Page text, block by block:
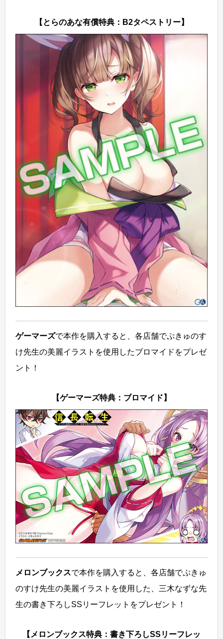
【とらのあな有償特典：B2タペストリー】
ゲーマーズで本作を購入すると、各店舗でぷきゅのす
け先生の美麗イラストを使用したブロマイドをプレゼ
ント！
【ゲーマーズ特典：ブロマイド】
メロンブックスで本作を購入すると、各店舗でぷきゅ
のすけ先生の美麗イラストを使用した、三木なずな先
生の書き下ろしSSリーフレットをプレゼント！
【メロンブックス特典：書き下ろしSSリーフレッ